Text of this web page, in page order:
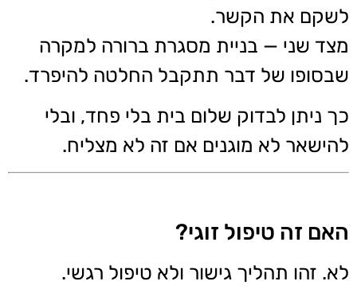
לשקם את הקשר.
מצד שני — בניית מסגרת ברורה למקרה
שבסופו של דבר תתקבל החלטה להיפרד.
כך ניתן לבדוק שלום בית בלי פחד, ובלי
להישאר לא מוגנים אם זה לא מצליח.
האם זה טיפול זוגי?
לא. זהו תהליך גישור ולא טיפול רגשי.